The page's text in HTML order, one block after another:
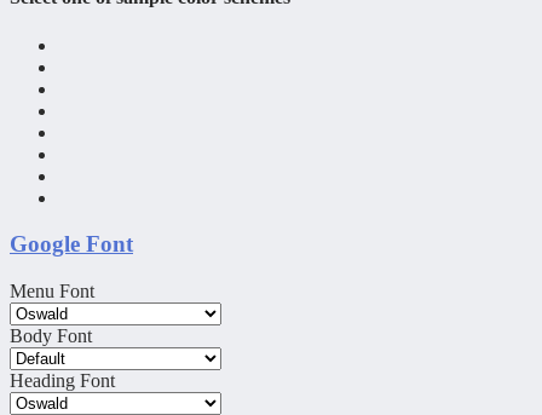
Google Font
Menu Font
Body Font
Heading Font